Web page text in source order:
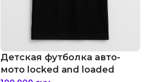
Детская футболка авто-
мото locked and loaded